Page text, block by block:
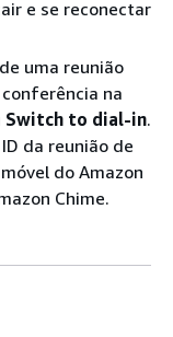
e se reconectar
uma reunião
na
Switch to dial-in.
da reunião de
do Amazon
Chime.